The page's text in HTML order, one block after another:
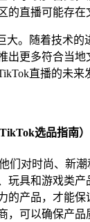
的直播可能存
大。随着技术
出更多符合当
直播的未来
选品指南）
们对时尚、新
玩具和游戏类
的产品，才能
，可以确保产